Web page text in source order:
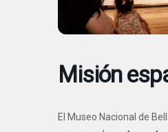
Misión
El Museo Nacional de